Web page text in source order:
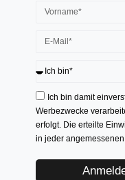
Ich bin damit
Werbezwecke
erfolgt. Die erteilte
in jeder angemessenen